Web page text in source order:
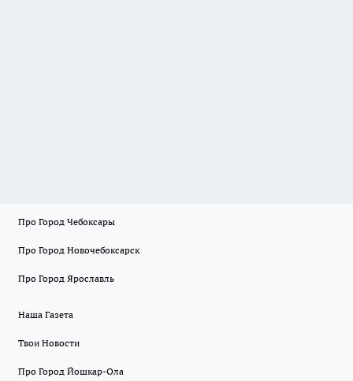
Про Город Чебоксары
Про Город Новочебоксарск
Про Город Ярославль
Наша Газета
Твои Новости
Про Город Йошкар-Ола